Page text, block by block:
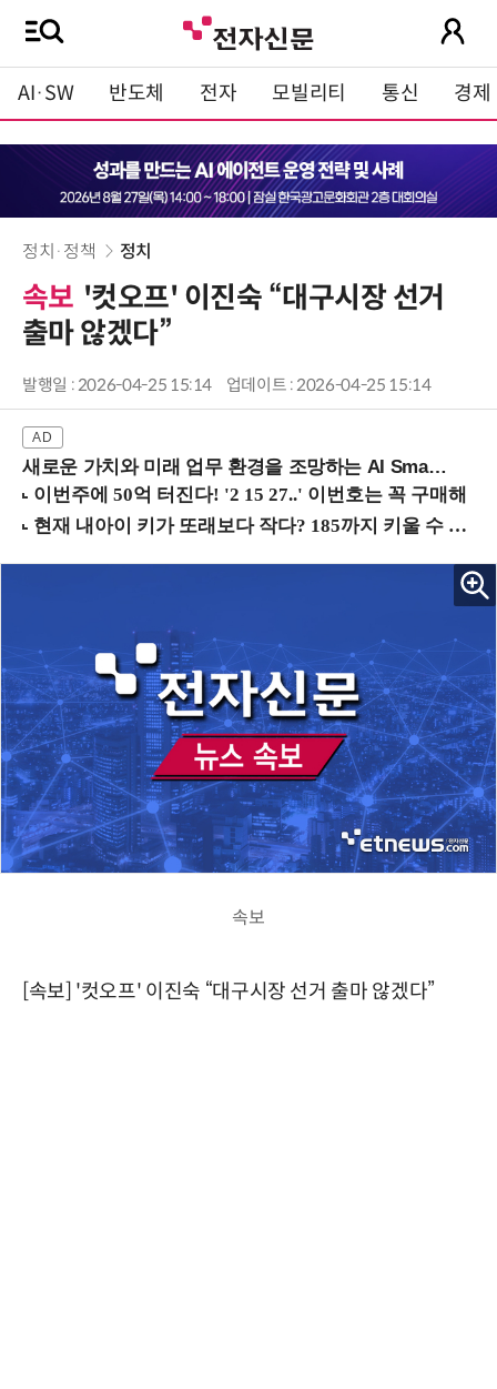
AI·SW 반도체 전자 모빌리티 통신 경제
정치·정책 정치
속보 '컷오프' 이진숙 “대구시장 선거
출마 않겠다”
발행일 : 2026-04-25 15:14 업데이트 : 2026-04-25 15:14
새로운 가치와 미래 업무 환경을 조망하는 AI Smart Work Summit 2026 (9/11 코엑스)
속보
[속보] '컷오프' 이진숙 “대구시장 선거 출마 않겠다”